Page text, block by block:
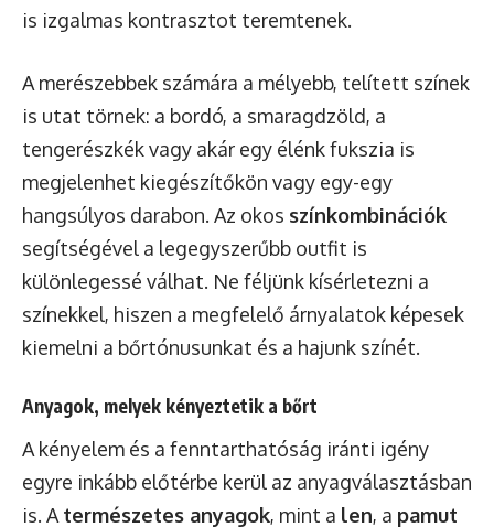
is izgalmas kontrasztot teremtenek.
A merészebbek számára a mélyebb, telített színek
is utat törnek: a bordó, a smaragdzöld, a
tengerészkék vagy akár egy élénk fukszia is
megjelenhet kiegészítőkön vagy egy-egy
hangsúlyos darabon. Az okos színkombinációk
segítségével a legegyszerűbb outfit is
különlegessé válhat. Ne féljünk kísérletezni a
színekkel, hiszen a megfelelő árnyalatok képesek
kiemelni a bőrtónusunkat és a hajunk színét.
Anyagok, melyek kényeztetik a bőrt
A kényelem és a fenntarthatóság iránti igény
egyre inkább előtérbe kerül az anyagválasztásban
is. A természetes anyagok, mint a len, a pamut